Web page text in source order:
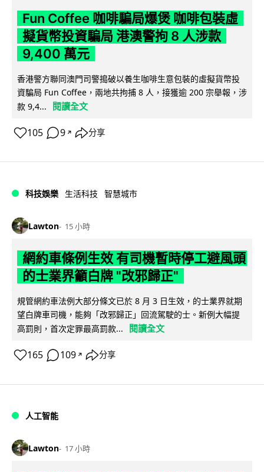
Fun Coffee 咖啡騙局爆煲 咖啡包裝虛
擬貨幣投資騙局 港澳警拘 8 人涉款
9,400 萬元
香港警方聯同澳門司警搗破以養生咖啡生意包裝的虛擬貨幣投
資騙局 Fun Coffee，兩地共拘捕 8 人，接獲逾 200 宗舉報，涉
款 9,4...
閱讀全文
105 9 ↗ 分享
科技娛樂 生活科技 智慧城市
Lawton 15 小時
網約車條例生效 有司機暫時停工避風頭
的士業界籲白牌 "改邪歸正"
規管網約車法例大部分條文已於 8 月 3 日生效，的士業界就期
望白牌車司機，能夠「改邪歸正」回流駕駛的士。新例大幅提
高罰則，首次定罪最高罰款...
閱讀全文
165 109 ↗ 分享
人工智能
Lawton 17 小時